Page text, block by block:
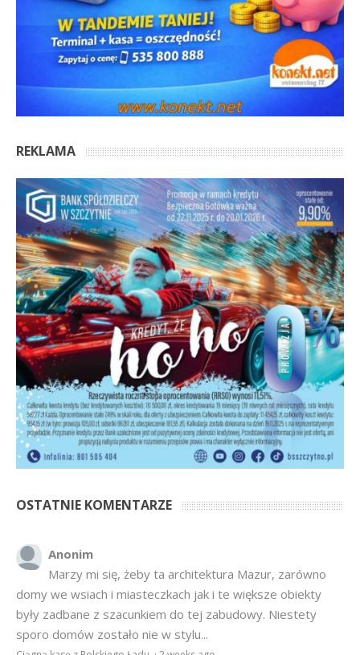
REKLAMA
OSTATNIE KOMENTARZE
Anonim
Marzy mi się, żeby ta architektura Mazur, zarówno
domy we wsiach i miasteczkach jak i te większe obiekty
były zadbane z szacunkiem do tej zabudowy. Niestety
sporo domów zostało nie w stylu...